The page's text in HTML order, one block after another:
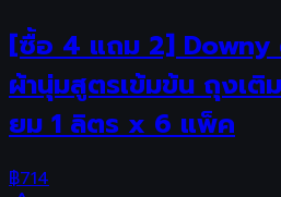
[ซื้อ 4 แถม 2] Downy
ผ้านุ่มสูตรเข้มข้น ถุงเติ
ยม 1 ลิตร x 6 แพ็ค
฿714